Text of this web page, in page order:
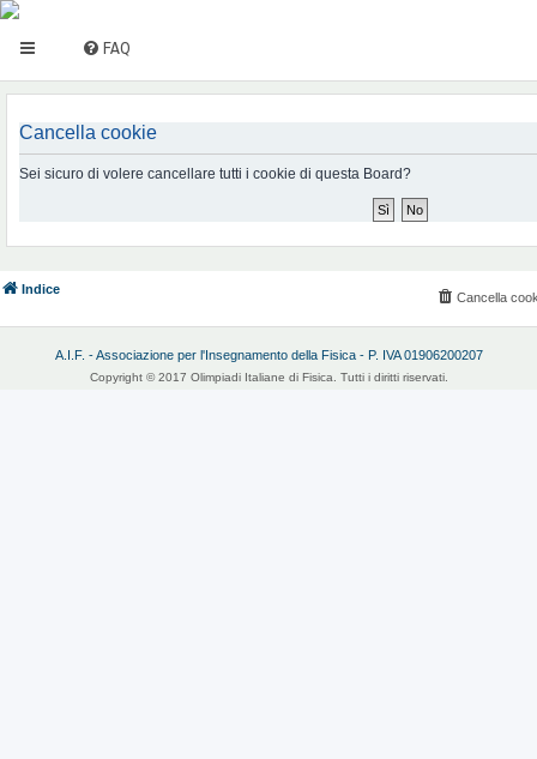
FAQ
Cancella cookie
Sei sicuro di volere cancellare tutti i cookie di questa Board?
Indice
Cancella
A.I.F. - Associazione per l'Insegnamento della Fisica - P. IVA 01906200207
Copyright © 2017 Olimpiadi Italiane di Fisica. Tutti i diritti riservati.